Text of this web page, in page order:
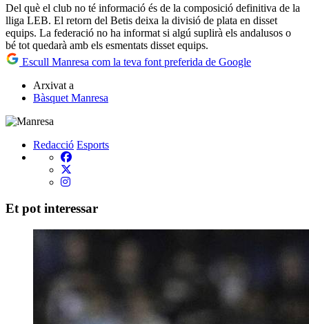
Del què el club no té informació és de la composició definitiva de la
lliga LEB. El retorn del Betis deixa la divisió de plata en disset
equips. La federació no ha informat si algú suplirà els andalusos o
bé tot quedarà amb els esmentats disset equips.
Escull Manresa com la teva font preferida de Google
Arxivat a
Bàsquet Manresa
Redacció Esports
Et pot interessar